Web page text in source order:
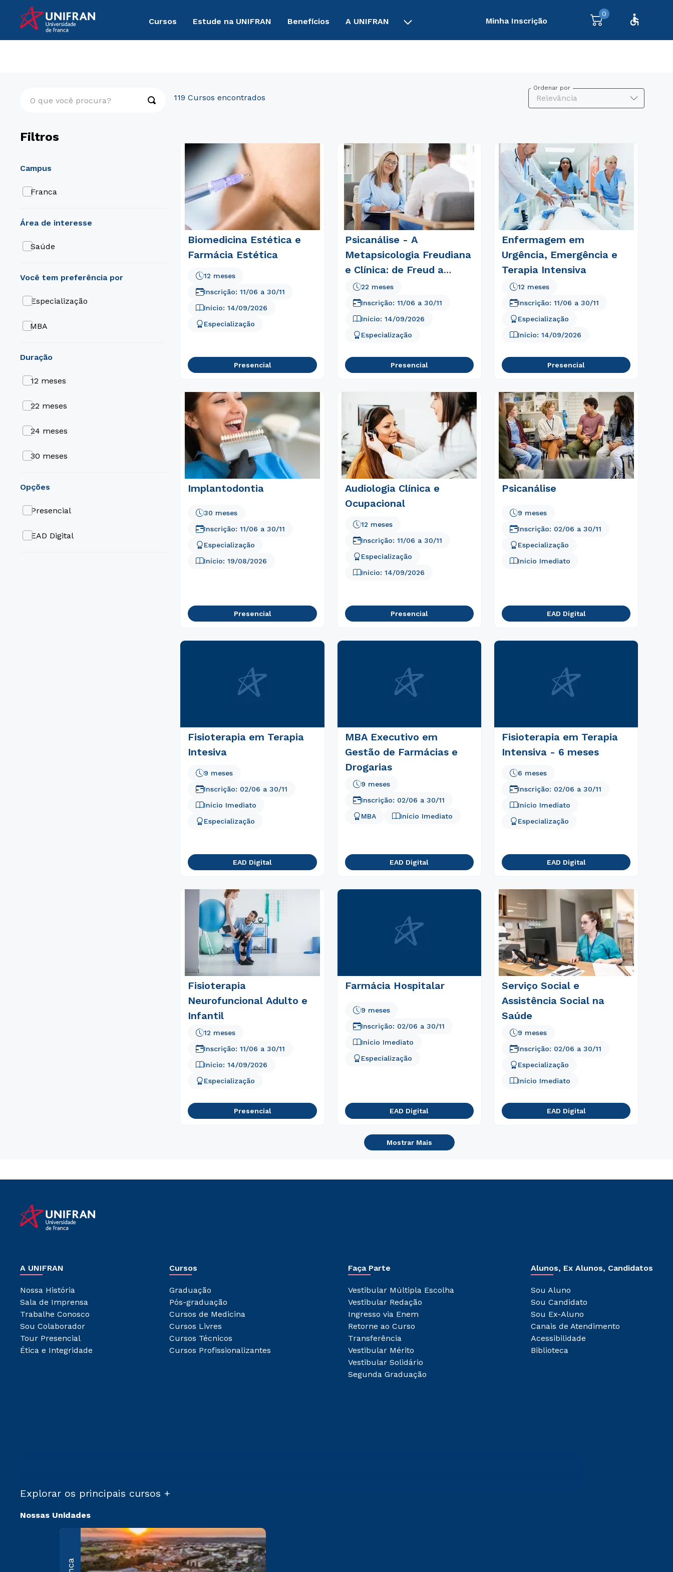
Cursos Estude na UNIFRAN Benefícios A UNIFRAN Minha Inscrição
0
Filtros
área de interesse
Saúde
campus
Franca
duração
12 meses
22 meses
24 meses
30 meses
9 meses
opções
Presencial
EAD Digital
Especialização
MBA
119
Ordenar por
Relevância
Biomedicina Estética e
Farmácia Estética
12 meses
Início:14/09/2026
Especialização
Inscrição:11/06 a 30/11
Presencial
Psicanálise - A
Metapsicologia Freudiana
e Clínica: de Freud a
Lacan
22 meses
Início: 14/09/2026
Especialização
Inscrição: 11/06 a 30/11
Presencial
Enfermagem em
Urgência, Emergência e
Terapia Intensiva
Especialização
Início:14/09/2026
12 meses
Inscrição:11/06 a 30/11
Presencial
Implantodontia
30 meses
Especialização
Início:19/08/2026
Inscrição:11/06 a 30/11
Presencial
Audiologia Clínica e
Ocupacional
Especialização
12 meses
Início: 14/09/2026
Inscrição: 11/06 a 30/11
Presencial
Psicanálise
Especialização
Início Imediato
9 meses
Inscrição: 02/06 a 30/11
EAD Digital
Fisioterapia em Terapia
Intesiva
9 meses
Início Imediato
Especialização
Inscrição: 02/06 a 30/11
EAD Digital
MBA Executivo em
Gestão de Farmácias e
Drogarias
MBA
9 meses
Início Imediato
Inscrição: 02/06 a 30/11
EAD Digital
Fisioterapia em Terapia
Intensiva - 6 meses
6 meses
Início Imediato
Especialização
Inscrição: 02/06 a 30/11
EAD Digital
Fisioterapia
Neurofuncional Adulto e
Infantil
Início:14/09/2026
Especialização
12 meses
Inscrição:11/06 a 30/11
Presencial
Farmácia Hospitalar
Início Imediato
9 meses
Especialização
Inscrição: 02/06 a 30/11
EAD Digital
Serviço Social e
Assistência Social na
Saúde
Especialização
Início Imediato
9 meses
Inscrição: 02/06 a 30/11
EAD Digital
Mostrar Mais
A UNIFRAN
Nossa História
Sala de Imprensa
Trabalhe Conosco
Sou Colaborador
Tour Presencial
Ética e Integridade
Cursos
Graduação
Pós-graduação
Cursos de Medicina
Cursos Livres
Cursos Técnicos
Cursos Profissionalizantes
Faça Parte
Vestibular Múltipla Escolha
Vestibular Redação
Ingresso via Enem
Retorne ao Curso
Transferência
Vestibular Mérito
Vestibular Solidário
Segunda Graduação
Alunos, Ex Alunos, Candidatos
Sou Aluno
Sou Candidato
Sou Ex-Aluno
Canais de Atendimento
Acessibilidade
Biblioteca
Explorar os principais cursos +
Nossas Unidades
Estou de acordo com a Política de Privacidade.e
autorizo que meus dados sejam utilizados para o
envio de conteúdos da Unifran.